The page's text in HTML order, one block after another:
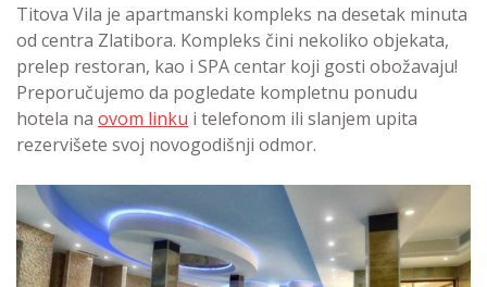
Titova Vila je apartmanski kompleks na desetak minuta
od centra Zlatibora. Kompleks čini nekoliko objekata,
prelep restoran, kao i SPA centar koji gosti obožavaju!
Preporučujemo da pogledate kompletnu ponudu
hotela na ovom linku i telefonom ili slanjem upita
rezervišete svoj novogodišnji odmor.